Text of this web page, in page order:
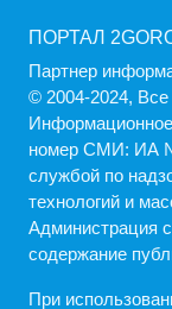
ПОРТАЛ
Партнер
© 2004-2024,
Информационное
номер СМИ: ИА
службой по
технологий и
Администрация
содержание
При